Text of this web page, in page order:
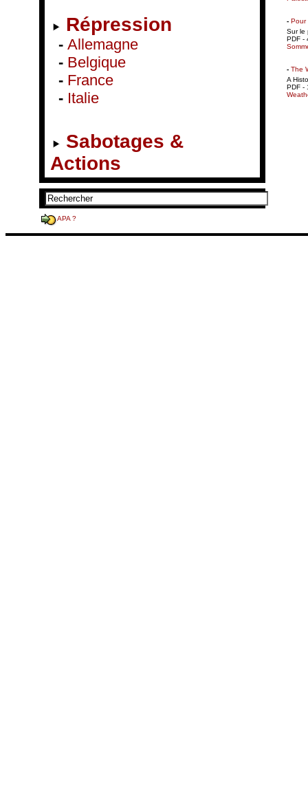
Répression
- Allemagne
- Belgique
- France
- Italie
Sabotages &
Actions
APA ?
- Pour
Sur le
PDF -
- The
A
PDF -